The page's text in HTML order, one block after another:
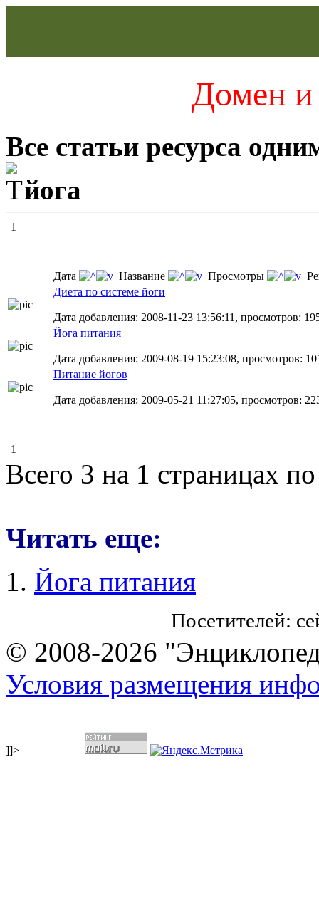
Домен и
Все статьи ресурса
йога
1
Дата Название Просмотры
Диета по системе йоги
Дата добавления: 2008-11-23 13:56:11, просмотров:
Йога питания
Дата добавления: 2009-08-19 15:23:08, просмотров:
Питание йогов
Дата добавления: 2009-05-21 11:27:05, просмотров:
1
Всего 3 на 1 страницах
Читать еще:
Йога питания
Посетителей:
© 2008-2026
Условия размещения
]]>